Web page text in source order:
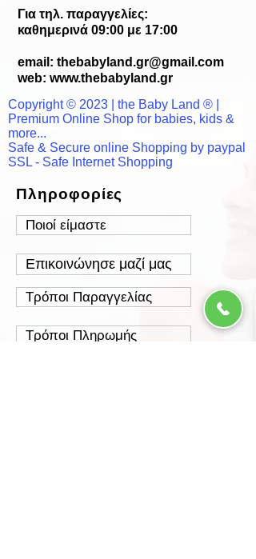
Για τηλ. παραγγελίες:
καθημερινά 09:00 με 17:00
email: thebabyland.gr@gmail.com
web: www.thebabyland.gr
Copyright © 2023 | the Baby Land ® |
Premium Online Shop for babies, kids &
more...
Safe & Secure online Shopping by paypal
SSL - Safe Internet Shopping
Πληροφορίες
Ποιοί είμαστε
Επικοινώνησε μαζί μας
Τρόποι Παραγγελίας
Τρόποι Πληρωμής